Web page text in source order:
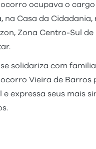
ocupava o
na Casa da Cidadania,
Zona Centro-Sul de
se solidariza com
Vieira de Barros
e expressa seus mais